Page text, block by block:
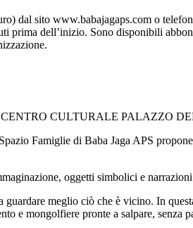
dal sito www.babajagaps.com o
prima dell’inizio. Sono disponibili
CULTURALE PALAZZO
Famiglie di Baba Jaga APS
oggetti simbolici e
meglio ciò che è vicino. In
e mongolfiere pronte a salpare, senza